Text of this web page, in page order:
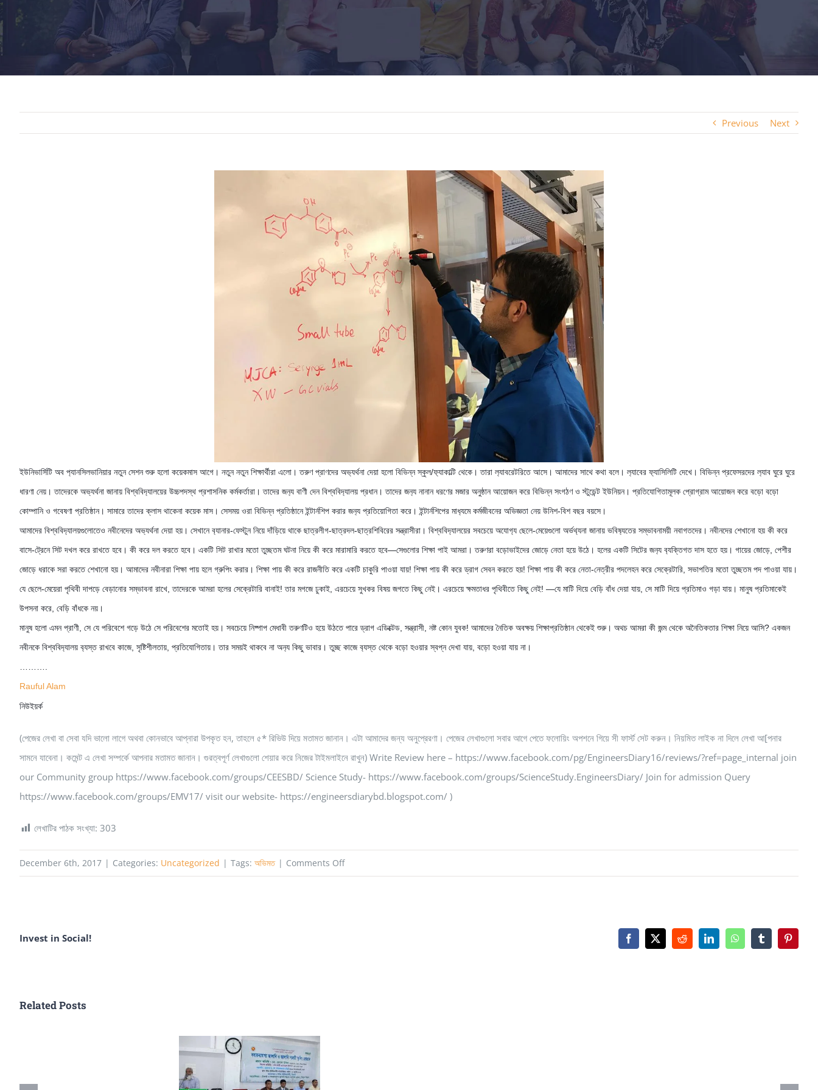
Previous Next
ইউনিভার্সিটি অব প‍্যানসিলভানিয়ার নতুন সেশন শুরু হলো কয়েকমাস আগে। নতুন নতুন শিক্ষার্থীরা এলো। তরুণ প্রাণদের অভ‍্যর্থনা দেয়া হলো বিভিন্ন স্কুল/ফ‍্যাকাল্টি থেকে। তারা ল‍্যাবরেটরিতে আসে। আমাদের সাথে কথা বলে। ল‍্যাবের ফ‍্যাসিলিটি দেখে। বিভিন্ন প্রফেসরদের ল‍্যাব ঘুরে ঘুরে
ধারণা নেয়। তাদেরকে অভ‍্যর্থনা জানায় বিশ্ববিদ‍্যালয়ের উচ্চপদস্থ প্রশাসনিক কর্মকর্তারা। তাদের জন‍্য বাণী দেন বিশ্ববিদ‍্যালয় প্রধান। তাদের জন‍্য নানান ধরণের মজার অনুষ্ঠান আয়োজন করে বিভিন্ন সংগঠণ ও স্টুডেন্ট ইউনিয়ন। প্রতিযোগিতামূলক প্রোগ্রাম আয়োজন করে বড়ো বড়ো
কোম্পানি ও গবেষণা প্রতিষ্ঠান। সামারে তাদের ক্লাস থাকেনা কয়েক মাস। সেসময় ওরা বিভিন্ন প্রতিষ্ঠানে ইন্টার্নশিপ করার জন‍্য প্রতিয়োগিতা করে। ইন্টার্নশিপের মাধ‍্যমে কর্মজীবনের অভিজ্ঞতা নেয় উনিশ-বিশ বছর বয়সে।
আমাদের বিশ্ববিদ‍্যালয়গুলোতেও নবীনেদের অভ‍্যর্থনা দেয়া হয়। সেখানে ব‍্যানার-ফেস্টুন নিয়ে দাঁড়িয়ে থাকে ছাত্রলীগ-ছাত্রদল-ছাত্রশিবিরের সন্ত্রাসীরা। বিশ্ববিদ‍্যালয়ের সবচেয়ে অযোগ‍্য ছেলে-মেয়েগুলো অর্ভথ‍্যনা জানায় ভবিষ‍্যতের সম্ভাবনাময়ী নবাগতদের। নবীনদের শেখানো হয় কী করে
বাসে-ট্রেনে সিট দখল করে রাখতে হবে। কী করে দল করতে হবে। একটি সিট রাখার মতো তুচ্ছতম ঘটনা নিয়ে কী করে মারামারি করতে হবে—সেগুলোর শিক্ষা পাই আমরা। তরুণরা বড়োভাইদের জোড়ে নেতা হয়ে উঠে। হলের একটি সিটের জন‍্য ব‍্যক্তিগত দাস হতে হয়। গায়ের জোড়ে, পেশীর
জোড়ে ধরাকে সরা করতে শেখানো হয়। আমাদের নবীনারা শিক্ষা পায় হলে গ্রুপিং করার। শিক্ষা পায় কী করে রাজনীতি করে একটি চাকুরি পাওয়া যায়! শিক্ষা পায় কী করে ড্রাগ সেবন করতে হয়! শিক্ষা পায় কী করে নেতা-নেত্রীর পদলেহন করে সেক্রেটারি, সভাপতির মতো তুচ্ছতম পদ পাওয়া যায়।
যে ছেলে-মেয়েরা পৃথিবী দাপড়ে বেড়ানোর সম্ভাবনা রাখে, তাদেরকে আমরা হলের সেক্রেটারি বানাই! তার মগজে ঢুকাই, এরচেয়ে সুখকর বিষয় জগতে কিছু নেই। এরচেয়ে ক্ষমতাধর পৃথিবীতে কিছু নেই! —যে মাটি দিয়ে বেড়ি বাঁধ দেয়া যায়, সে মাটি দিয়ে প্রতিমাও গড়া যায়। মানুষ প্রতিমাকেই
উপসনা করে, বেড়ি বাঁধকে নয়।
মানুষ হলো এমন প্রাণী, সে যে পরিবেশে গড়ে উঠে সে পরিবেশের মতোই হয়। সবচেয়ে নিষ্পাপ মেধাবী তরুণটিও হয়ে উঠতে পারে ড্রাগ এডিক্টেড, সন্ত্রাসী, নষ্ট কোন যুবক! আমাদের নৈতিক অবক্ষয় শিক্ষাপ্রতিষ্ঠান থেকেই শুরু। অথচ আমরা কী জন্ম থেকে অনৈতিকতার শিক্ষা নিয়ে আসি? একজন
নবীনকে বিশ্ববিদ‍্যালয় ব‍্যস্ত রাখবে কাজে, সৃষ্টিশীলতায়, প্রতিযোগিতায়। তার সময়ই থাকবে না অন‍্য কিছু ভাবার। তুচ্ছ কাজে ব‍্যস্ত থেকে বড়ো হওয়ার স্বপ্ন দেখা যায়, বড়ো হওয়া যায় না।
Rauful Alam
নিউইয়র্ক
(পেজের লেখা বা সেবা যদি ভালো লাগে অথবা কোনভাবে আপ্নারা উপকৃত হন, তাহলে ৫* রিভিউ দিয়ে মতামত জানান। এটা আমাদের জন্য অনুপ্রেরণা। পেজের লেখাগুলো সবার আগে পেতে ফলোয়িং অপশনে গিয়ে সী ফার্স্ট সেট করুন। নিয়মিত লাইক না দিলে লেখা আ[পনার
সামনে যাবেনা। কমেন্ট এ লেখা সম্পর্কে আপনার মতামত জানান। গুরত্বপূর্ণ লেখাগুলো শেয়ার করে নিজের টাইমলাইনে রাখুন) Write Review here – https://www.facebook.com/pg/EngineersDiary16/reviews/?ref=page_internal join
our Community group https://www.facebook.com/groups/CEESBD/ Science Study- https://www.facebook.com/groups/ScienceStudy.EngineersDiary/ Join for admission Query
https://www.facebook.com/groups/EMV17/ visit our website- https://engineersdiarybd.blogspot.com/ )
লেখাটির পাঠক সংখ্যা: 303
December 6th, 2017 | Categories: Uncategorized | Tags: অভিমত | Comments Offon
Invest in Social! Facebook
X RedditLinkedInWhatsAppTumblr
Related Posts